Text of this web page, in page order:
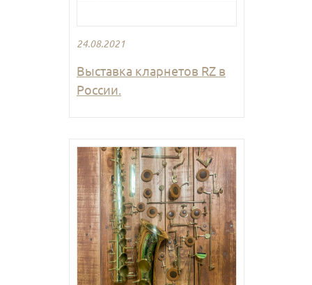
24.08.2021
Выставка кларнетов RZ в
России.